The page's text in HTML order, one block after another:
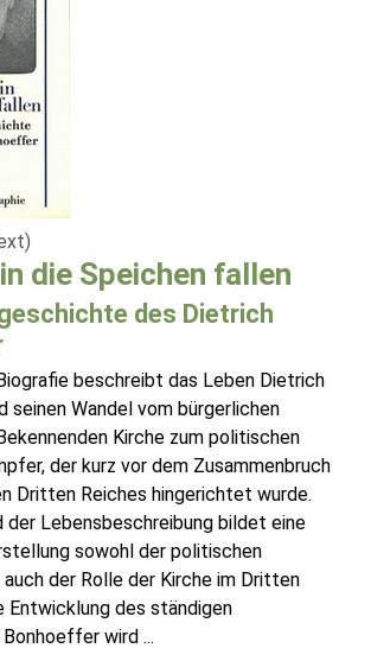
die Speichen fallen
des Dietrich
beschreibt das Leben Dietrich
seinen Wandel vom bürgerlichen
Kirche zum politischen
der kurz vor dem Zusammenbruch
Dritten Reiches hingerichtet wurde.
der Lebensbeschreibung bildet eine
sowohl der politischen
der Rolle der Kirche im Dritten
Entwicklung des ständigen
wird ...